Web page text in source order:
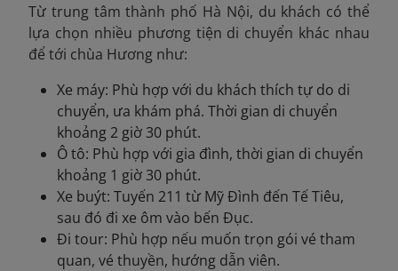
Từ trung tâm thành phố Hà Nội, du khách có thể
lựa chọn nhiều phương tiện di chuyển khác nhau
để tới chùa Hương như:
Xe máy: Phù hợp với du khách thích tự do di
chuyển, ưa khám phá. Thời gian di chuyển
khoảng 2 giờ 30 phút.
Ô tô: Phù hợp với gia đình, thời gian di chuyển
khoảng 1 giờ 30 phút.
Xe buýt: Tuyến 211 từ Mỹ Đình đến Tế Tiêu,
sau đó đi xe ôm vào bến Đục.
Đi tour: Phù hợp nếu muốn trọn gói vé tham
quan, vé thuyền, hướng dẫn viên.